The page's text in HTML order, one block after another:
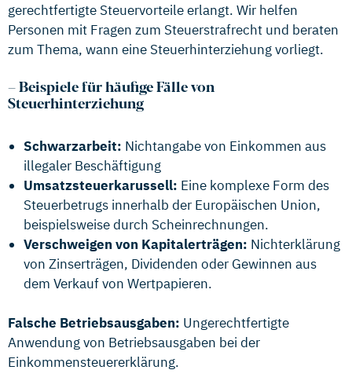
gerechtfertigte Steuervorteile erlangt. Wir helfen
Personen mit Fragen zum Steuerstrafrecht und beraten
zum Thema, wann eine Steuerhinterziehung vorliegt.
– Beispiele für häufige Fälle von
Steuerhinterziehung
Schwarzarbeit: Nichtangabe von Einkommen aus
illegaler Beschäftigung
Umsatzsteuerkarussell: Eine komplexe Form des
Steuerbetrugs innerhalb der Europäischen Union,
beispielsweise durch Scheinrechnungen.
Verschweigen von Kapitalerträgen: Nichterklärung
von Zinserträgen, Dividenden oder Gewinnen aus
dem Verkauf von Wertpapieren.
Falsche Betriebsausgaben: Ungerechtfertigte
Anwendung von Betriebsausgaben bei der
Einkommensteuererklärung.